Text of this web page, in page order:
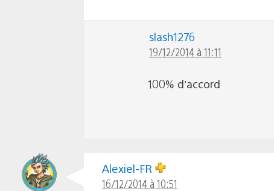
slash1276
19/12/2014 à 11:11
100% d’accord
Alexiel-FR
16/12/2014 à 10:51